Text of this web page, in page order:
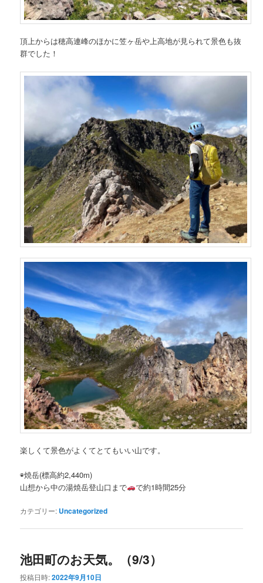
頂上からは穂高連峰のほかに笠ヶ岳や上高地が見られて景色も抜
群でした！
楽しくて景色がよくてとてもいい山です。
◉焼岳(標高約2,440m)
山想から中の湯焼岳登山口まで
で約1時間25分
カテゴリー: Uncategorized
池田町のお天気。（9/3）
投稿日時:2022年9月10日